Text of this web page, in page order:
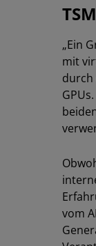
„Ein
mit
durch
vom